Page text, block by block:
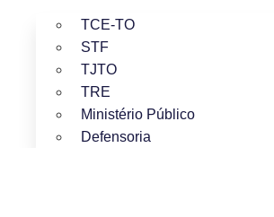
TCE-TO
STF
TJTO
TRE
Ministério Público
Defensoria